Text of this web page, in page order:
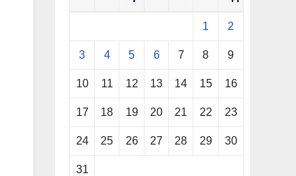
1 2
3 4 5 6 7 8 9
10 11 12 13 14 15 16
17 18 19 20 21 22 23
24 25 26 27 28 29 30
31